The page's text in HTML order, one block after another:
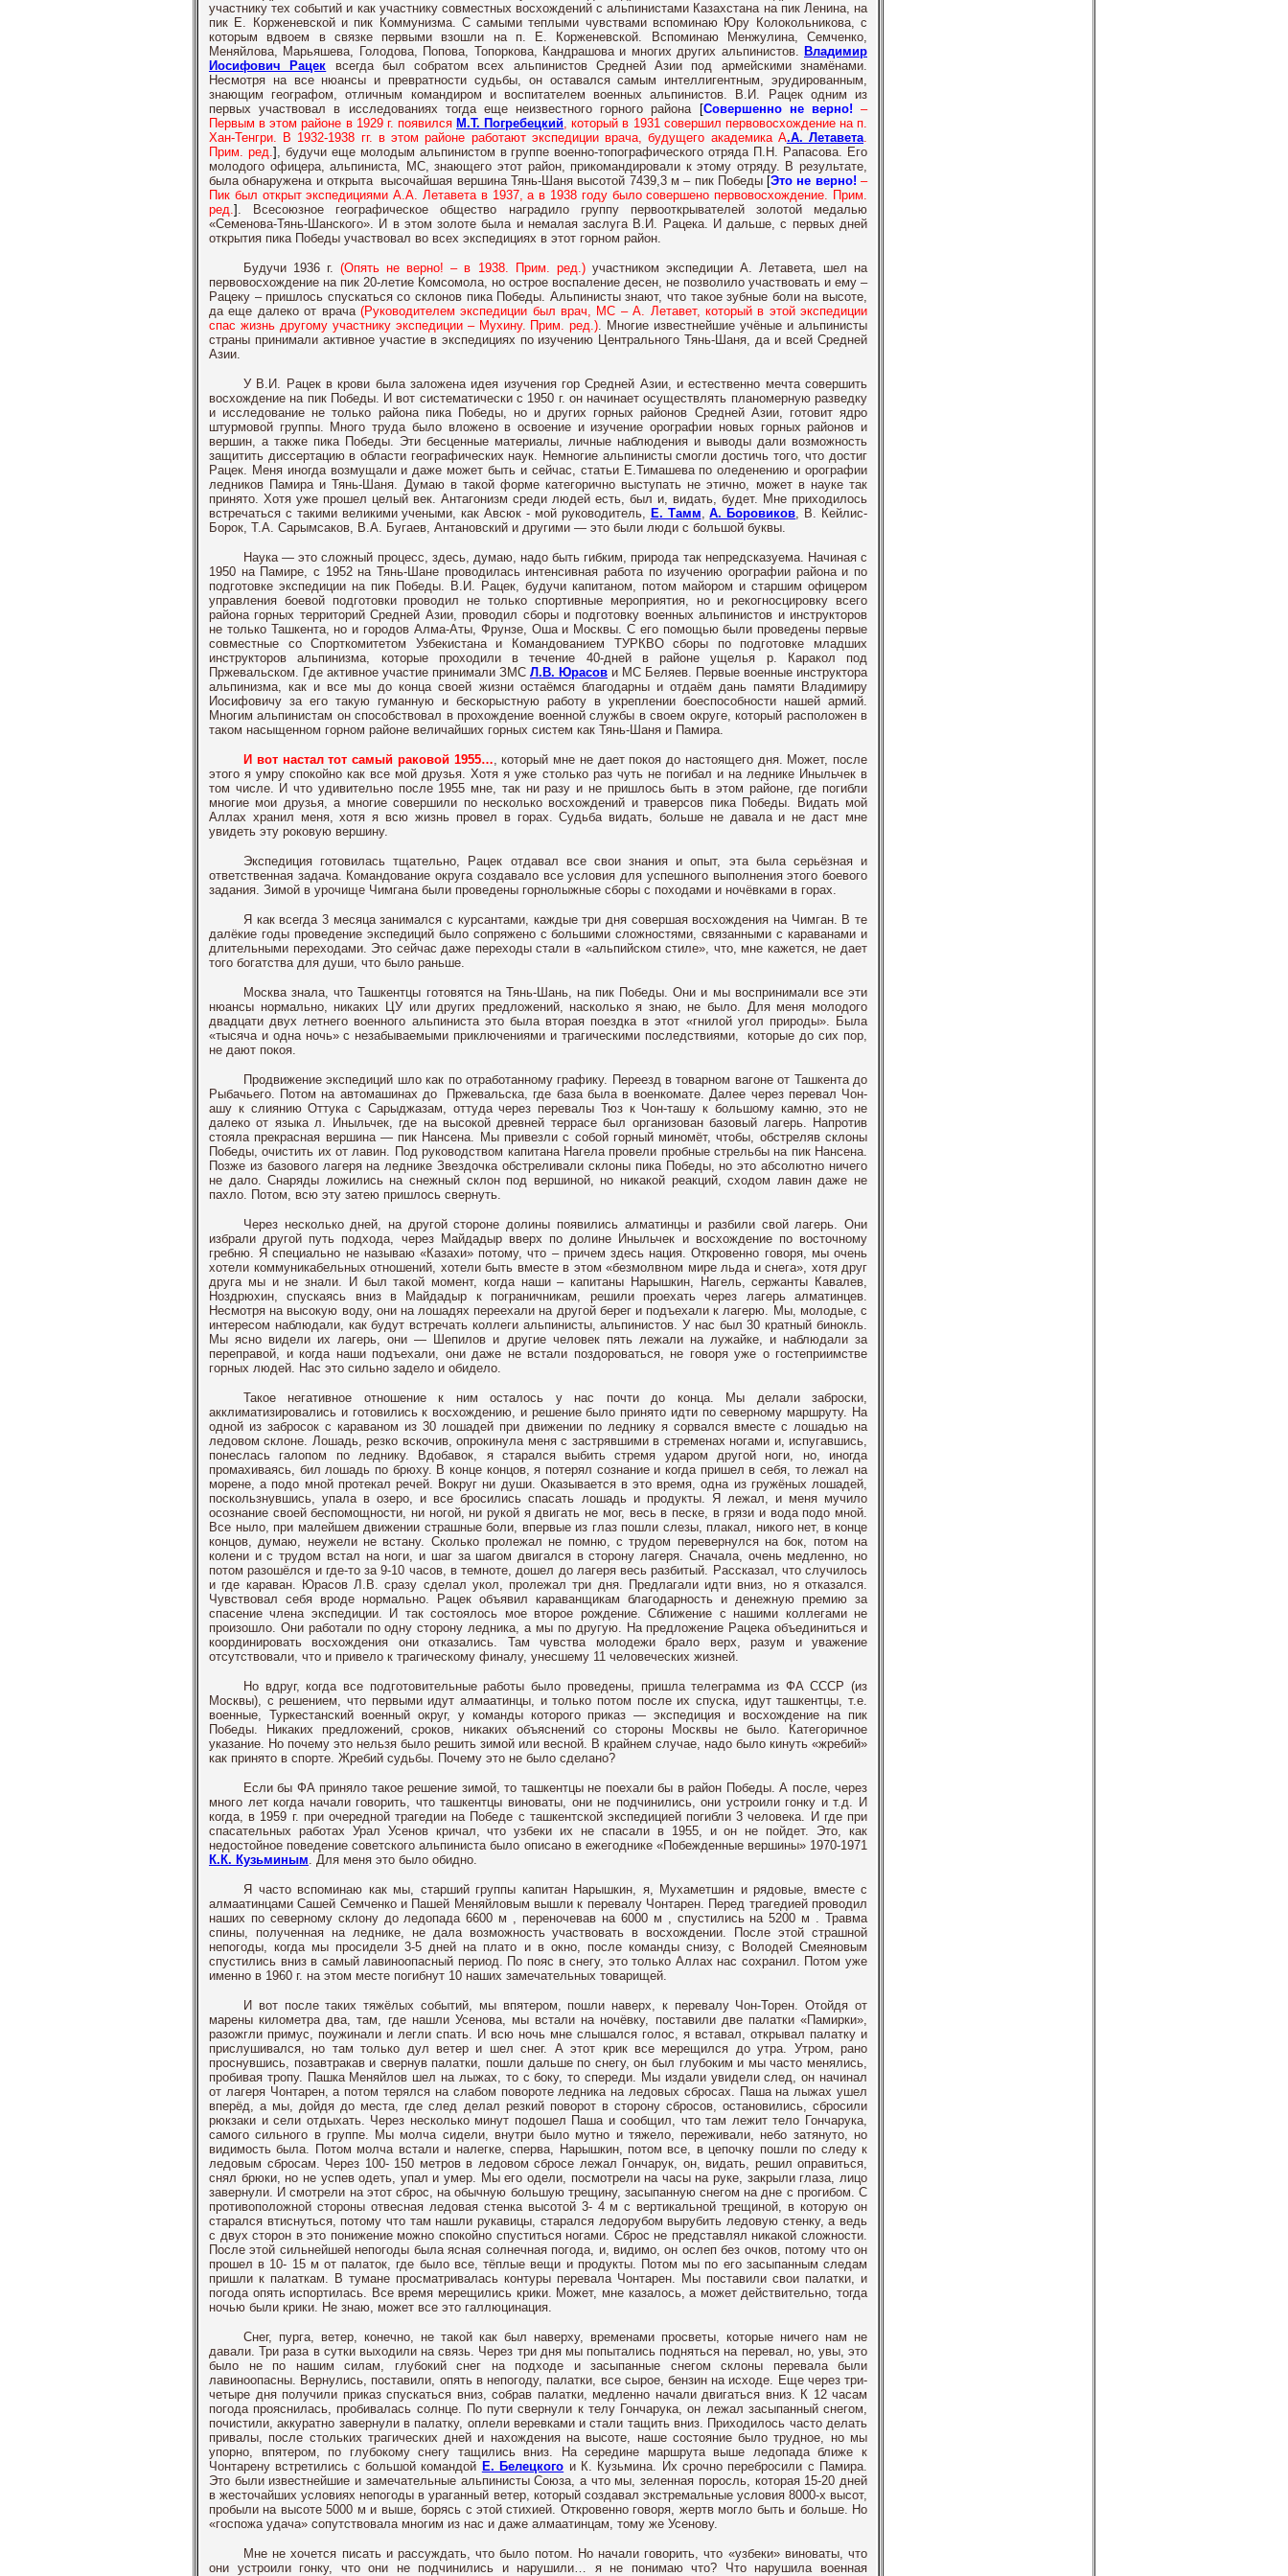
участнику тех событий и как участнику совместных восхождений с альпинистами Казахстана на пик Ленина, на
пик Е. Корженевской и пик Коммунизма. С самыми теплыми чувствами вспоминаю Юру Колокольникова, c
которым вдвоем в связке первыми взошли на п. Е. Корженевской. Вспоминаю Менжулина, Семченко,
Меняйлова, Марьяшева, Голодова, Попова, Топоркова, Кандрашова и многих других альпинистов. Владимир
Иосифович Рацек
всегда был собратом всех альпинистов Средней Азии под армейскими знамёнами.
Несмотря на все нюансы и превратности судьбы, он оставался самым интеллигентным, эрудированным,
знающим географом, отличным командиром и воспитателем военных альпинистов. В.И. Рацек одним из
первых участвовал в исследованиях тогда еще неизвестного горного района
[Совершенно не верно! –
Первым в этом районе в 1929 г. появился М.Т. Погребецкий, который в 1931 совершил первовосхождение на п.
Хан-Тенгри. В 1932-1938 гг. в этом районе работают экспедиции врача, будущего академика А.А. Летавета.
Прим. ред.] , будучи еще молодым альпинистом в группе военно-топографического отряда П.Н. Рапасова. Его
молодого офицера, альпиниста, МС, знающего этот район, прикомандировали к этому отряду. В результате,
была обнаружена и открыта высочайшая вершина Тянь-Шаня высотой 7439,3 м – пик Победы [Это не верно! –
Пик был открыт экспедициями А.А. Летавета в 1937, а в 1938 году было совершено первовосхождение. Прим.
ред.] . Всесоюзное географическое общество наградило группу первооткрывателей золотой медалью
«Семенова-Тянь-Шанского». И в этом золоте была и немалая заслуга В.И. Рацека. И дальше, с первых дней
открытия пика Победы участвовал во всех экспедициях в этот горном район.
Будучи 1936 г.(Опять не верно! – в 1938. Прим. ред.)участником экспедиции А. Летавета, шел на
первовосхождение на пик 20-летие Комсомола, но острое воспаление десен, не позволило участвовать и ему –
Рацеку – пришлось спускаться со склонов пика Победы. Альпинисты знают, что такое зубные боли на высоте,
да еще далеко от врача (Руководителем экспедиции был врач, МС – А. Летавет, который в этой экспедиции
спас жизнь другому участнику экспедиции – Мухину. Прим. ред.). Многие известнейшие учёные и альпинисты
страны принимали активное участие в экспедициях по изучению Центрального Тянь-Шаня, да и всей Средней
Азии.
У В.И. Рацек в крови была заложена идея изучения гор Средней Азии, и естественно мечта совершить
восхождение на пик Победы. И вот систематически с 1950 г. он начинает осуществлять планомерную разведку
и исследование не только района пика Победы, но и других горных районов Средней Азии, готовит ядро
штурмовой группы. Много труда было вложено в освоение и изучение орографии новых горных районов и
вершин, а также пика Победы. Эти бесценные материалы, личные наблюдения и выводы дали возможность
защитить диссертацию в области географических наук. Немногие альпинисты смогли достичь того, что достиг
Рацек. Меня иногда возмущали и даже может быть и сейчас, статьи Е.Тимашева по оледенению и орографии
ледников Памира и Тянь-Шаня. Думаю в такой форме категорично выступать не этично, может в науке так
принято. Хотя уже прошел целый век. Антагонизм среди людей есть, был и, видать, будет. Мне приходилось
встречаться с такими великими учеными, как Авсюк - мой руководитель, Е. Тамм,А. Боровиков, В. Кейлис-
Борок, Т.А. Сарымсаков, В.А. Бугаев, Антановский и другими — это были люди с большой буквы.
Наука — это сложный процесс, здесь, думаю, надо быть гибким, природа так непредсказуема. Начиная с
1950 на Памире, с 1952 на Тянь-Шане проводилась интенсивная работа по изучению орографии района и по
подготовке экспедиции на пик Победы. В.И. Рацек, будучи капитаном, потом майором и старшим офицером
управления боевой подготовки проводил не только спортивные мероприятия, но и рекогносцировку всего
района горных территорий Средней Азии, проводил сборы и подготовку военных альпинистов и инструкторов
не только Ташкента, но и городов Алма-Аты, Фрунзе, Оша и Москвы. С его помощью были проведены первые
совместные со Спорткомитетом Узбекистана и Командованием ТУРКВО сборы по подготовке младших
инструкторов альпинизма, которые проходили в течение 40-дней в районе ущелья р. Каракол под
Пржевальском. Где активное участие принимали ЗМС Л.В. Юрасов и МС Беляев. Первые военные инструктора
альпинизма, как и все мы до конца своей жизни остаёмся благодарны и отдаём дань памяти Владимиру
Иосифовичу за его такую гуманную и бескорыстную работу в укреплении боеспособности нашей армий.
Многим альпинистам он способствовал в прохождение военной службы в своем округе, который расположен в
таком насыщенном горном районе величайших горных систем как Тянь-Шаня и Памира.
И вот настал тот самый раковой 1955…, который мне не дает покоя до настоящего дня. Может, после
этого я умру спокойно как все мой друзья. Хотя я уже столько раз чуть не погибал и на леднике Иныльчек в
том числе. И что удивительно после 1955 мне, так ни разу и не пришлось быть в этом районе, где погибли
многие мои друзья, а многие совершили по несколько восхождений и траверсов пика Победы. Видать мой
Аллах хранил меня, хотя я всю жизнь провел в горах. Судьба видать, больше не давала и не даст мне
увидеть эту роковую вершину.
Экспедиция готовилась тщательно, Рацек отдавал все свои знания и опыт, эта была серьёзная и
ответственная задача. Командование округа создавало все условия для успешного выполнения этого боевого
задания. Зимой в урочище Чимгана были проведены горнолыжные сборы с походами и ночёвками в горах.
Я как всегда 3 месяца занимался с курсантами, каждые три дня совершая восхождения на Чимган. В те
далёкие годы проведение экспедиций было сопряжено с большими сложностями, связанными с караванами и
длительными переходами. Это сейчас даже переходы стали в «альпийском стиле», что, мне кажется, не дает
того богатства для души, что было раньше.
Москва знала, что Ташкентцы готовятся на Тянь-Шань, на пик Победы. Они и мы воспринимали все эти
нюансы нормально, никаких ЦУ или других предложений, насколько я знаю, не было. Для меня молодого
двадцати двух летнего военного альпиниста это была вторая поездка в этот «гнилой угол природы». Была
«тысяча и одна ночь» с незабываемыми приключениями и трагическими последствиями, которые до сих пор,
не дают покоя.
Продвижение экспедиций шло как по отработанному графику. Переезд в товарном вагоне от Ташкента до
Рыбачьего. Потом на автомашинах до Пржевальска, где база была в военкомате. Далее через перевал Чон-
ашу к слиянию Оттука с Сарыджазам, оттуда через перевалы Тюз к Чон-ташу к большому камню, это не
далеко от языка л. Иныльчек, где на высокой древней террасе был организован базовый лагерь. Напротив
стояла прекрасная вершина — пик Нансена. Мы привезли с собой горный миномёт, чтобы, обстреляв склоны
Победы, очистить их от лавин. Под руководством капитана Нагела провели пробные стрельбы на пик Нансена.
Позже из базового лагеря на леднике Звездочка обстреливали склоны пика Победы, но это абсолютно ничего
не дало. Снаряды ложились на снежный склон под вершиной, но никакой реакций, сходом лавин даже не
пахло. Потом, всю эту затею пришлось свернуть.
Через несколько дней, на другой стороне долины появились алматинцы и разбили свой лагерь. Они
избрали другой путь подхода, через Майдадыр вверх по долине Иныльчек и восхождение по восточному
гребню. Я специально не называю «Казахи» потому, что – причем здесь нация. Откровенно говоря, мы очень
хотели коммуникабельных отношений, хотели быть вместе в этом «безмолвном мире льда и снега», хотя друг
друга мы и не знали. И был такой момент, когда наши – капитаны Нарышкин, Нагель, сержанты Кавалев,
Ноздрюхин, спускаясь вниз в Майдадыр к пограничникам, решили проехать через лагерь алматинцев.
Несмотря на высокую воду, они на лошадях переехали на другой берег и подъехали к лагерю. Мы, молодые, с
интересом наблюдали, как будут встречать коллеги альпинисты, альпинистов. У нас был 30 кратный бинокль.
Мы ясно видели их лагерь, они — Шепилов и другие человек пять лежали на лужайке, и наблюдали за
переправой, и когда наши подъехали, они даже не встали поздороваться, не говоря уже о гостеприимстве
горных людей. Нас это сильно задело и обидело.
Такое негативное отношение к ним осталось у нас почти до конца. Мы делали заброски,
акклиматизировались и готовились к восхождению, и решение было принято идти по северному маршруту. На
одной из забросок с караваном из 30 лошадей при движении по леднику я сорвался вместе с лошадью на
ледовом склоне. Лошадь, резко вскочив, опрокинула меня с застрявшими в стременах ногами и, испугавшись,
понеслась галопом по леднику. Вдобавок, я старался выбить стремя ударом другой ноги, но, иногда
промахиваясь, бил лошадь по брюху. В конце концов, я потерял сознание и когда пришел в себя, то лежал на
морене, а подо мной протекал речей. Вокруг ни души. Оказывается в это время, одна из гружёных лошадей,
поскользнувшись, упала в озеро, и все бросились спасать лошадь и продукты. Я лежал, и меня мучило
осознание своей беспомощности, ни ногой, ни рукой я двигать не мог, весь в песке, в грязи и вода подо мной.
Все ныло, при малейшем движении страшные боли, впервые из глаз пошли слезы, плакал, никого нет, в конце
концов, думаю, неужели не встану. Сколько пролежал не помню, с трудом перевернулся на бок, потом на
колени и с трудом встал на ноги, и шаг за шагом двигался в сторону лагеря. Сначала, очень медленно, но
потом разошёлся и где-то за 9-10 часов, в темноте, дошел до лагеря весь разбитый. Рассказал, что случилось
и где караван. Юрасов Л.В. сразу сделал укол, пролежал три дня. Предлагали идти вниз, но я отказался.
Чувствовал себя вроде нормально. Рацек объявил караванщикам благодарность и денежную премию за
спасение члена экспедиции. И так состоялось мое второе рождение. Сближение с нашими коллегами не
произошло. Они работали по одну сторону ледника, а мы по другую. На предложение Рацека объединиться и
координировать восхождения они отказались. Там чувства молодежи брало верх, разум и уважение
отсутствовали, что и привело к трагическому финалу, унесшему 11 человеческих жизней.
Но вдруг, когда все подготовительные работы было проведены, пришла телеграмма из ФА СССР (из
Москвы), с решением, что первыми идут алмаатинцы, и только потом после их спуска, идут ташкентцы, т.е.
военные, Туркестанский военный округ, у команды которого приказ — экспедиция и восхождение на пик
Победы. Никаких предложений, сроков, никаких объяснений со стороны Москвы не было. Категоричное
указание. Но почему это нельзя было решить зимой или весной. В крайнем случае, надо было кинуть «жребий»
как принято в спорте. Жребий судьбы. Почему это не было сделано?
Если бы ФА приняло такое решение зимой, то ташкентцы не поехали бы в район Победы. А после, через
много лет когда начали говорить, что ташкентцы виноваты, они не подчинились, они устроили гонку и т.д. И
когда, в 1959 г. при очередной трагедии на Победе с ташкентской экспедицией погибли 3 человека. И где при
спасательных работах Урал Усенов кричал, что узбеки их не спасали в 1955, и он не пойдет. Это, как
недостойное поведение советского альпиниста было описано в ежегоднике «Побежденные вершины» 1970-1971
К.К. Кузьминым. Для меня это было обидно.
Я часто вспоминаю как мы, старший группы капитан Нарышкин, я, Мухаметшин и рядовые, вместе с
алмаатинцами Сашей Семченко и Пашей Меняйловым вышли к перевалу Чонтарен. Перед трагедией проводил
наших по северному склону до ледопада6600 м , переночевав на 6000 м , спустились на5200 м . Травма
спины, полученная на леднике, не дала возможность участвовать в восхождении. После этой страшной
непогоды, когда мы просидели 3-5 дней на плато и в окно, после команды снизу, с Володей Смеяновым
спустились вниз в самый лавиноопасный период. По пояс в снегу, это только Аллах нас сохранил. Потом уже
именно в 1960 г. на этом месте погибнут 10 наших замечательных товарищей.
И вот после таких тяжёлых событий, мы впятером, пошли наверх, к перевалу Чон-Торен. Отойдя от
марены километра два, там, где нашли Усенова, мы встали на ночёвку, поставили две палатки «Памирки»,
разожгли примус, поужинали и легли спать. И всю ночь мне слышался голос, я вставал, открывал палатку и
прислушивался, но там только дул ветер и шел снег. А этот крик все мерещился до утра. Утром, рано
проснувшись, позавтракав и свернув палатки, пошли дальше по снегу, он был глубоким и мы часто менялись,
пробивая тропу. Пашка Меняйлов шел на лыжах, то с боку, то спереди. Мы издали увидели след, он начинал
от лагеря Чонтарен, а потом терялся на слабом повороте ледника на ледовых сбросах. Паша на лыжах ушел
вперёд, а мы, дойдя до места, где след делал резкий поворот в сторону сбросов, остановились, сбросили
рюкзаки и сели отдыхать. Через несколько минут подошел Паша и сообщил, что там лежит тело Гончарука,
самого сильного в группе. Мы молча сидели, внутри было мутно и тяжело, переживали, небо затянуто, но
видимость была. Потом молча встали и налегке, сперва, Нарышкин, потом все, в цепочку пошли по следу к
ледовым сбросам. Через 100-150 метровв ледовом сбросе лежал Гончарук, он, видать, решил оправиться,
снял брюки, но не успев одеть, упал и умер. Мы его одели, посмотрели на часы на руке, закрыли глаза, лицо
завернули. И смотрели на этот сброс, на обычную большую трещину, засыпанную снегом на дне с прогибом. С
противоположной стороны отвесная ледовая стенка высотой 3-4 м с вертикальной трещиной, в которую он
старался втиснуться, потому что там нашли рукавицы, старался ледорубом вырубить ледовую стенку, а ведь
с двух сторон в это понижение можно спокойно спуститься ногами. Сброс не представлял никакой сложности.
После этой сильнейшей непогоды была ясная солнечная погода, и, видимо, он ослеп без очков, потому что он
прошел в 10- 15 м от палаток, где было все, тёплые вещи и продукты. Потом мы по его засыпанным следам
пришли к палаткам. В тумане просматривалась контуры перевала Чонтарен. Мы поставили свои палатки, и
погода опять испортилась. Все время мерещились крики. Может, мне казалось, а может действительно, тогда
ночью были крики. Не знаю, может все это галлюцинация.
Снег, пурга, ветер, конечно, не такой как был наверху, временами просветы, которые ничего нам не
давали. Три раза в сутки выходили на связь. Через три дня мы попытались подняться на перевал, но, увы, это
было не по нашим силам, глубокий снег на подходе и засыпанные снегом склоны перевала были
лавиноопасны. Вернулись, поставили, опять в непогоду, палатки, все сырое, бензин на исходе. Еще через три-
четыре дня получили приказ спускаться вниз, собрав палатки, медленно начали двигаться вниз. К 12 часам
погода прояснилась, пробивалась солнце. По пути свернули к телу Гончарука, он лежал засыпанный снегом,
почистили, аккуратно завернули в палатку, оплели веревками и стали тащить вниз. Приходилось часто делать
привалы, после стольких трагических дней и нахождения на высоте, наше состояние было трудное, но мы
упорно, впятером, по глубокому снегу тащились вниз. На середине маршрута выше ледопада ближе к
Чонтарену встретились с большой командой Е. Белецкого и К. Кузьмина. Их срочно перебросили с Памира.
Это были известнейшие и замечательные альпинисты Союза, а что мы, зеленная поросль, которая 15-20 дней
в жесточайших условиях непогоды в ураганный ветер, который создавал экстремальные условия 8000-х высот,
пробыли на высоте5000 м и выше, борясь с этой стихией. Откровенно говоря, жертв могло быть и больше. Но
«госпожа удача» сопутствовала многим из нас и даже алмаатинцам, тому же Усенову.
Мне не хочется писать и рассуждать, что было потом. Но начали говорить, что «узбеки» виноваты, что
они устроили гонку, что они не подчинились и нарушили… я не понимаю что? Что нарушила военная